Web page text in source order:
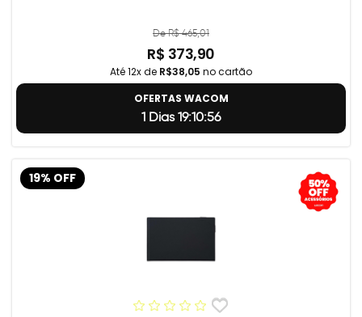
De R$ 465,01
R$ 373,90
Até 12x de R$38,05 no cartão
OFERTAS WACOM
1 Dias 19:10:55
19% OFF